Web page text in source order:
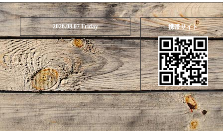
2026.08.07 Friday 携帯サイト